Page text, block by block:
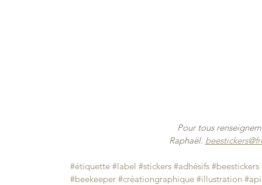
Pour tous
Raphaël.
#étiquette #label #stickers #adhésifs #beestickers
#beekeeper #créationgraphique #illustration